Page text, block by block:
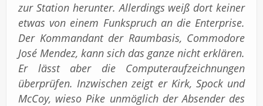
zur Station herunter. Allerdings weiß dort keiner
etwas von einem Funkspruch an die Enterprise.
Der Kommandant der Raumbasis, Commodore
José Mendez, kann sich das ganze nicht erklären.
Er lässt aber die Computeraufzeichnungen
überprüfen. Inzwischen zeigt er Kirk, Spock und
McCoy, wieso Pike unmöglich der Absender des